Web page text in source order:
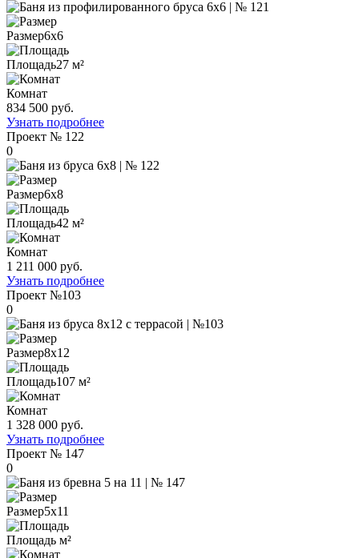
Размер6х6
Площадь27 м²
Комнат
834 500 руб.
Узнать подробнее
Проект № 122
0
Размер6х8
Площадь42 м²
Комнат
1 211 000 руб.
Узнать подробнее
Проект №103
0
Размер8х12
Площадь107 м²
Комнат
1 328 000 руб.
Узнать подробнее
Проект № 147
0
Размер5х11
Площадь м²